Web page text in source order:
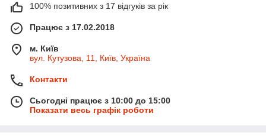
100% позитивних з 17 відгуків за рік
Працює з 17.02.2018
м. Київ
вул. Кутузова, 11, Київ, Україна
Контакти
Сьогодні працює з 10:00 до 15:00
Показати весь графік роботи